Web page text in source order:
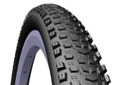
Doporučujeme